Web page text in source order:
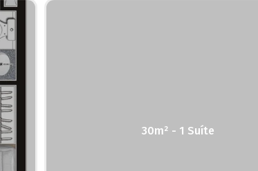
30m² - 1 Suíte